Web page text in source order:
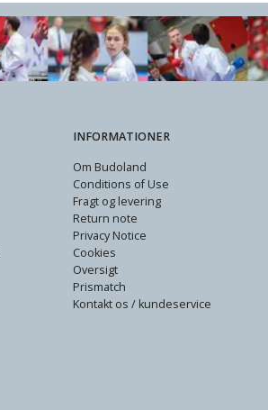
INFORMATIONER
Om Budoland
Conditions of Use
Fragt og levering
Return note
Privacy Notice
Cookies
Oversigt
Prismatch
Kontakt os / kundeservice